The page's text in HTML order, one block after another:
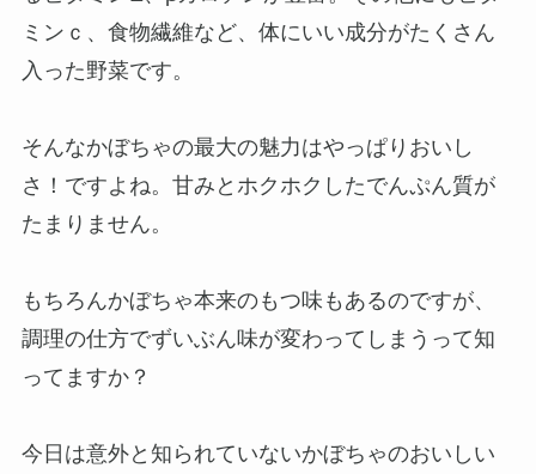
ミンｃ、食物繊維など、体にいい成分がたくさん
入った野菜です。
そんなかぼちゃの最大の魅力はやっぱりおいし
さ！ですよね。甘みとホクホクしたでんぷん質が
たまりません。
もちろんかぼちゃ本来のもつ味もあるのですが、
調理の仕方でずいぶん味が変わってしまうって知
ってますか？
今日は意外と知られていないかぼちゃのおいしい